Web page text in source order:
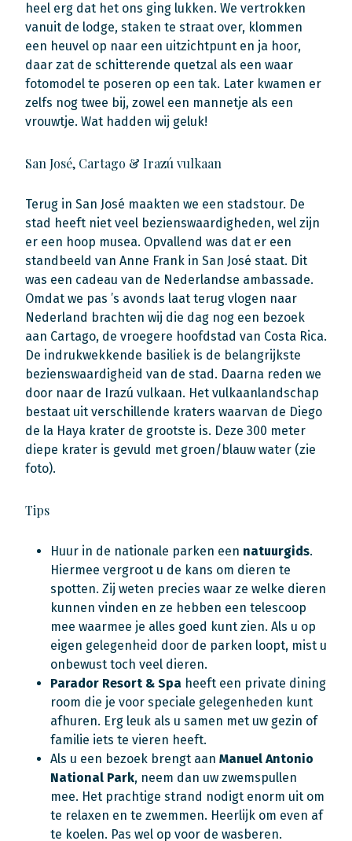
heel erg dat het ons ging lukken. We vertrokken
vanuit de lodge, staken te straat over, klommen
een heuvel op naar een uitzichtpunt en ja hoor,
daar zat de schitterende quetzal als een waar
fotomodel te poseren op een tak. Later kwamen er
zelfs nog twee bij, zowel een mannetje als een
vrouwtje. Wat hadden wij geluk!
San José, Cartago & Irazú vulkaan
Terug in San José maakten we een stadstour. De
stad heeft niet veel bezienswaardigheden, wel zijn
er een hoop musea. Opvallend was dat er een
standbeeld van Anne Frank in San José staat. Dit
was een cadeau van de Nederlandse ambassade.
Omdat we pas ’s avonds laat terug vlogen naar
Nederland brachten wij die dag nog een bezoek
aan Cartago, de vroegere hoofdstad van Costa Rica.
De indrukwekkende basiliek is de belangrijkste
bezienswaardigheid van de stad. Daarna reden we
door naar de Irazú vulkaan. Het vulkaanlandschap
bestaat uit verschillende kraters waarvan de Diego
de la Haya krater de grootste is. Deze 300 meter
diepe krater is gevuld met groen/blauw water (zie
foto).
Tips
Huur in de nationale parken een natuurgids.
Hiermee vergroot u de kans om dieren te
spotten. Zij weten precies waar ze welke dieren
kunnen vinden en ze hebben een telescoop
mee waarmee je alles goed kunt zien. Als u op
eigen gelegenheid door de parken loopt, mist u
onbewust toch veel dieren.
Parador Resort & Spa heeft een private dining
room die je voor speciale gelegenheden kunt
afhuren. Erg leuk als u samen met uw gezin of
familie iets te vieren heeft.
Als u een bezoek brengt aan Manuel Antonio
National Park, neem dan uw zwemspullen
mee. Het prachtige strand nodigt enorm uit om
te relaxen en te zwemmen. Heerlijk om even af
te koelen. Pas wel op voor de wasberen.